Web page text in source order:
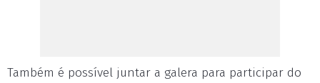
Também é possível juntar a galera para participar do